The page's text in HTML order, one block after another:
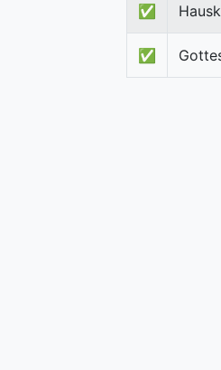
✅
✅